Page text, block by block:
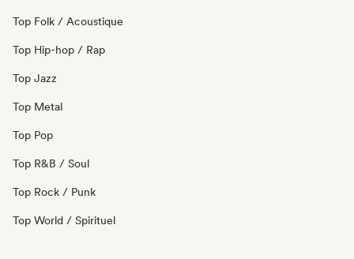
Top Folk / Acoustique
Top Hip-hop / Rap
Top Jazz
Top Metal
Top Pop
Top R&B / Soul
Top Rock / Punk
Top World / Spirituel